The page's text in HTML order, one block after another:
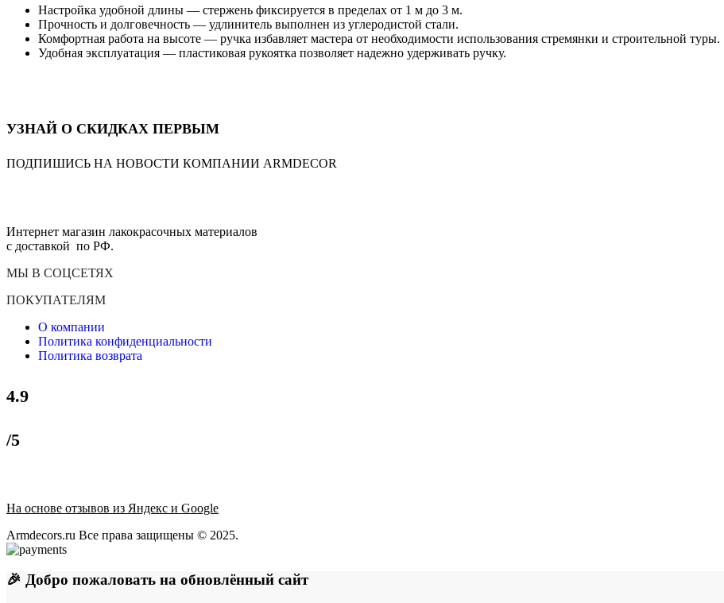
Настройка удобной длины — стержень фиксируется в пределах от 1 м до 3 м.
Прочность и долговечность — удлинитель выполнен из углеродистой стали.
Комфортная работа на высоте — ручка избавляет мастера от необходимости использования стремянки и строительной туры.
Удобная эксплуатация — пластиковая рукоятка позволяет надежно удерживать ручку.
УЗНАЙ О СКИДКАХ ПЕРВЫМ
ПОДПИШИСЬ НА НОВОСТИ КОМПАНИИ ARMDECOR
Интернет магазин лакокрасочных материалов
с доставкой по РФ.
МЫ В СОЦСЕТЯХ
ПОКУПАТЕЛЯМ
О компании
Политика конфиденциальности
Политика возврата
4.9
/5
На основе отзывов из Яндекс и Google
Armdecors.ru Все права защищены © 2025. ​
🎉 Добро пожаловать на обновлённый сайт